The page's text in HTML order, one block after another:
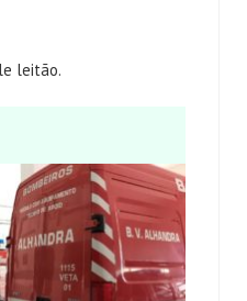
leitão.